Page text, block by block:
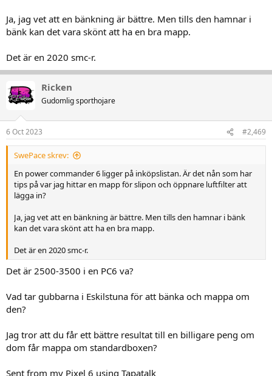
Ja, jag vet att en bänkning är bättre. Men tills den hamnar i
bänk kan det vara skönt att ha en bra mapp.
Det är en 2020 smc-r.
Ricken
Gudomlig sporthojare
6 Oct 2023 #2,469
SwePace skrev:
En power commander 6 ligger på inköpslistan. Är det nån som har
tips på var jag hittar en mapp för slipon och öppnare luftfilter att
lägga in?
Ja, jag vet att en bänkning är bättre. Men tills den hamnar i bänk
kan det vara skönt att ha en bra mapp.
Det är en 2020 smc-r.
Det är 2500-3500 i en PC6 va?
Vad tar gubbarna i Eskilstuna för att bänka och mappa om
den?
Jag tror att du får ett bättre resultat till en billigare peng om
dom får mappa om standardboxen?
Sent from my Pixel 6 using Tapatalk